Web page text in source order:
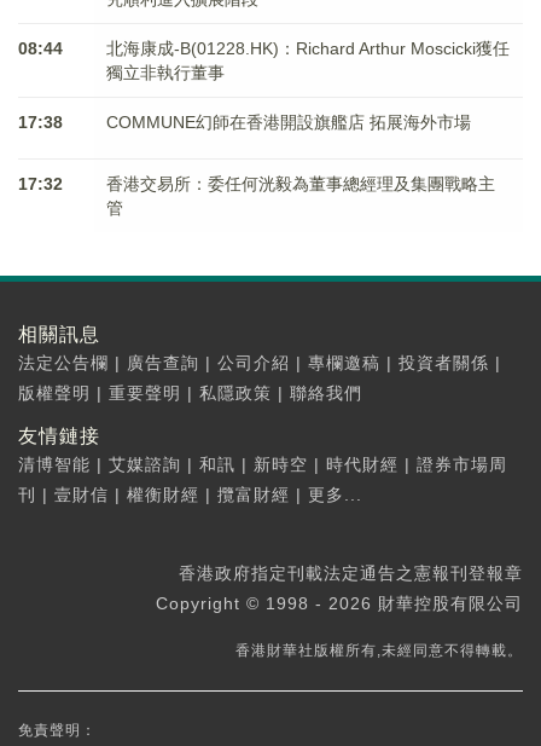
08:44
北海康成-B(01228.HK)：Richard Arthur Moscicki獲任
獨立非執行董事
17:38 COMMUNE幻師在香港開設旗艦店 拓展海外市場
17:32
香港交易所：委任何洸毅為董事總經理及集團戰略主
管
相關訊息
法定公告欄 | 廣告查詢 | 公司介紹 | 專欄邀稿 | 投資者關係 |
版權聲明 | 重要聲明 | 私隱政策 | 聯絡我們
友情鏈接
清博智能 | 艾媒諮詢 | 和訊 | 新時空 | 時代財經 | 證券市場周
刊
| 壹財信 | 權衡財經 | 攬富財經 | 更多...
香港政府指定刊載法定通告之憲報刊登報章
Copyright © 1998 - 2026 財華控股有限公司
香港財華社版權所有,未經同意不得轉載。
免責聲明：